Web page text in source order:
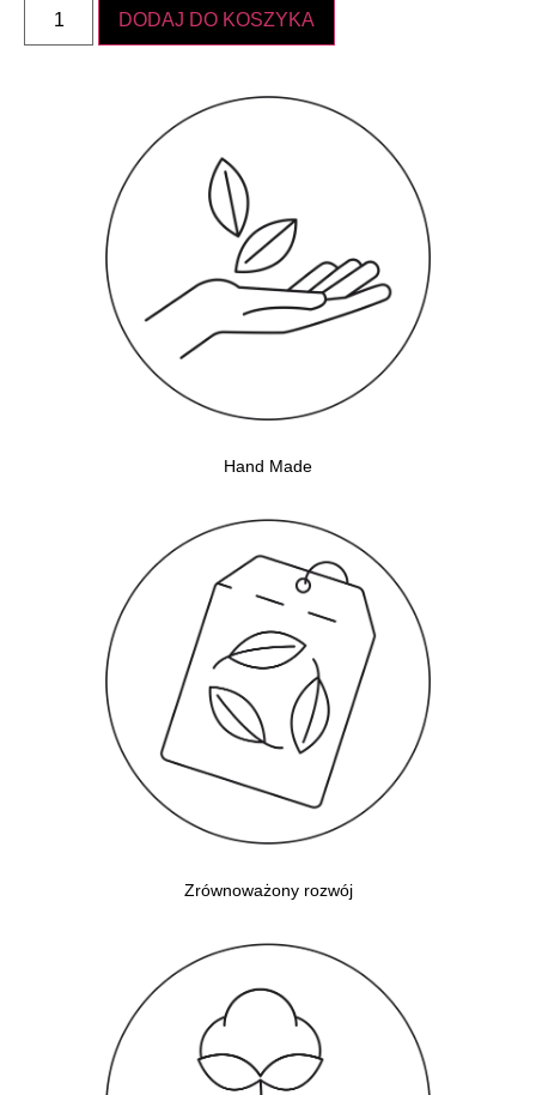
DODAJ DO KOSZYKA
Hand Made
Zrównoważony rozwój